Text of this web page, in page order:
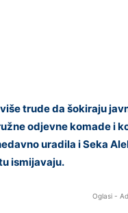
trude da šokiraju
odjevne komade i
uradila i Seka
ismijavaju.
Oglasi -